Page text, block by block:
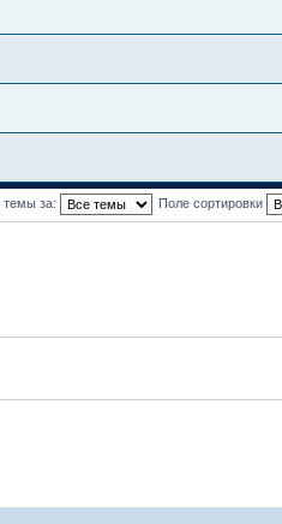
темы за: Поле сортировки